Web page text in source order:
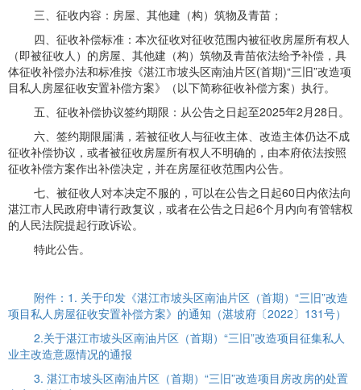
三、征收内容：房屋、其他建（构）筑物及青苗；
四、征收补偿标准：本次征收对征收范围内被征收房屋所有权人
（即被征收人）的房屋、其他建（构）筑物及青苗依法给予补偿，具
体征收补偿办法和标准按《湛江市坡头区南油片区(首期)“三旧”改造项
目私人房屋征收安置补偿方案》（以下简称征收补偿方案）执行。
五、征收补偿协议签约期限：从公告之日起至2025年2月28日。
六、签约期限届满，若被征收人与征收主体、改造主体仍达不成
征收补偿协议，或者被征收房屋所有权人不明确的，由本府依法按照
征收补偿方案作出补偿决定，并在房屋征收范围内公告。
七、被征收人对本决定不服的，可以在公告之日起60日内依法向
湛江市人民政府申请行政复议，或者在公告之日起6个月内向有管辖权
的人民法院提起行政诉讼。
特此公告。
附件：1. 关于印发《湛江市坡头区南油片区（首期）“三旧”改造
项目私人房屋征收安置补偿方案》的通知（湛坡府〔2022〕131号）
2.关于湛江市坡头区南油片区（首期）“三旧”改造项目征集私人
业主改造意愿情况的通报
3. 湛江市坡头区南油片区（首期）“三旧”改造项目房改房的处置